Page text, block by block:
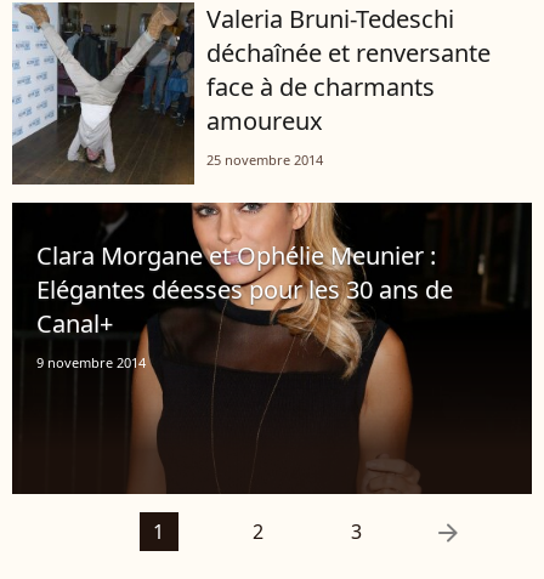
Valeria Bruni-Tedeschi
déchaînée et renversante
face à de charmants
amoureux
25 novembre 2014
Clara Morgane et Ophélie Meunier :
Elégantes déesses pour les 30 ans de
Canal+
9 novembre 2014
1 2 3 arrow_right